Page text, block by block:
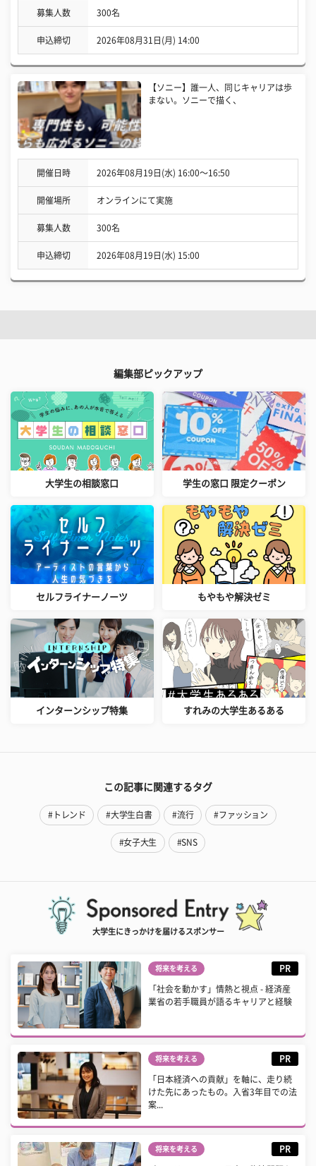
募集人数 300名
申込締切 2026年08月31日(月) 14:00
【ソニー】誰一人、同じキャリアは歩
まない。ソニーで描く、
開催日時 2026年08月19日(水) 16:00〜16:50
開催場所 オンラインにて実施
募集人数 300名
申込締切 2026年08月19日(水) 15:00
編集部ピックアップ
大学生の相談窓口 学生の窓口 限定クーポン
セルフライナーノーツ もやもや解決ゼミ
インターンシップ特集 すれみの大学生あるある
この記事に関連するタグ
#トレンド #大学生白書 #流行 #ファッション
#女子大生 #SNS
大学生にきっかけを届けるスポンサー
将来を考える PR
「社会を動かす」情熱と視点 - 経済産
業省の若手職員が語るキャリアと経験
将来を考える PR
「日本経済への貢献」を軸に、走り続
けた先にあったもの。入省3年目での法
案...
将来を考える PR